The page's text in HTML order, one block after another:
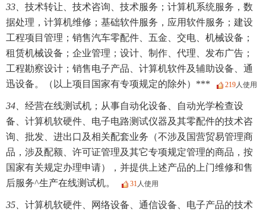
33、 技术转让、技术咨询、技术服务；计算机系统服务，数
据处理，计算机维修；基础软件服务，应用软件服务；建设
工程项目管理；销售汽车零配件、五金、交电、机械设备；
租赁机械设备；企业管理；设计、制作、代理、发布广告；
工程勘察设计；销售电子产品、计算机软件及辅助设备、通
迅设备。（以上项目国家有专项规定的除外）***
219人使用
34、 经营在线测试机；从事自动化设备、自动光学检查设
备、计算机软硬件、电子电路测试仪器及其零配件的技术咨
询、批发、进出口及相关配套业务（不涉及国营贸易管理商
品，涉及配额、许可证管理及其它专项规定管理的商品，按
国家有关规定办理申请），并提供上述产品的上门维修和售
后服务^生产在线测试机。
31人使用
35、 计算机软硬件、网络设备、通信设备、电子产品的技术